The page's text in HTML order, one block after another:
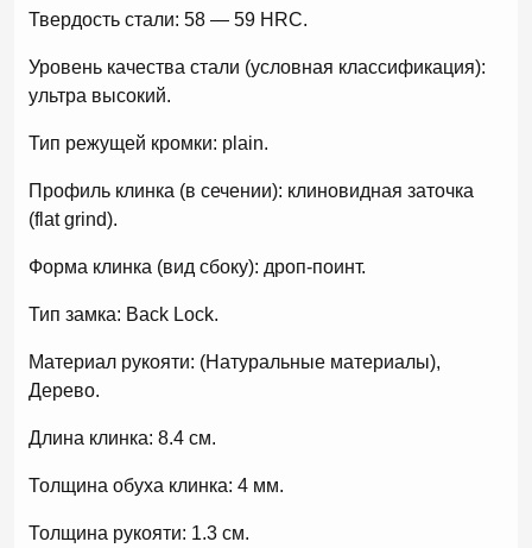
Твердость стали: 58 — 59 HRC.
Уровень качества стали (условная классификация):
ультра высокий.
Тип режущей кромки: рlain.
Профиль клинка (в сечении): клиновидная заточка
(flat grind).
Форма клинка (вид сбоку): дроп-поинт.
Тип замка: Back Lock.
Материал рукояти: (Натуральные материалы),
Дерево.
Длина клинка: 8.4 см.
Толщина обуха клинка: 4 мм.
Толщина рукояти: 1.3 см.